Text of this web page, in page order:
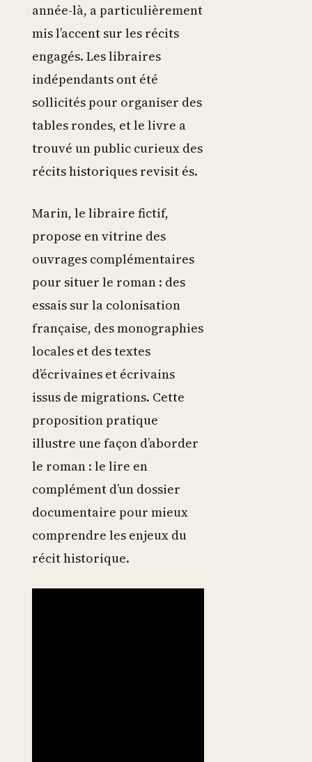
année-là, a particulièrement
mis l’accent sur les récits
engagés. Les libraires
indépendants ont été
sollicités pour organiser des
tables rondes, et le livre a
trouvé un public curieux des
récits historiques revisit és.
Marin, le libraire fictif,
propose en vitrine des
ouvrages complémentaires
pour situer le roman : des
essais sur la colonisation
française, des monographies
locales et des textes
d’écrivaines et écrivains
issus de migrations. Cette
proposition pratique
illustre une façon d’aborder
le roman : le lire en
complément d’un dossier
documentaire pour mieux
comprendre les enjeux du
récit historique.